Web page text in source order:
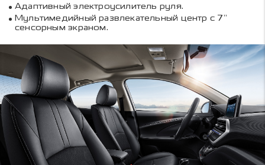
Адаптивный электроусилитель руля.
Мультимедийный развлекательный центр с 7”
сенсорным экраном.